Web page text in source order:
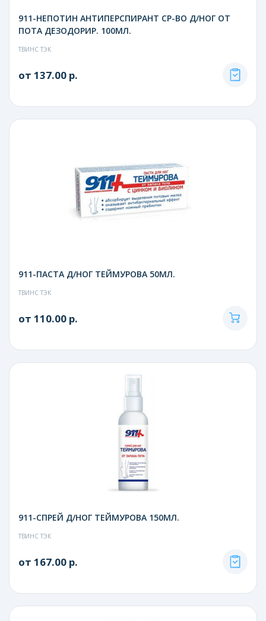
911-НЕПОТИН АНТИПЕРСПИРАНТ СР-ВО Д/НОГ ОТ
ПОТА ДЕЗОДОРИР. 100МЛ.
ТВИНС ТЭК
от 137.00 р.
911-ПАСТА Д/НОГ ТЕЙМУРОВА 50МЛ.
ТВИНС ТЭК
от 110.00 р.
911-СПРЕЙ Д/НОГ ТЕЙМУРОВА 150МЛ.
ТВИНС ТЭК
от 167.00 р.